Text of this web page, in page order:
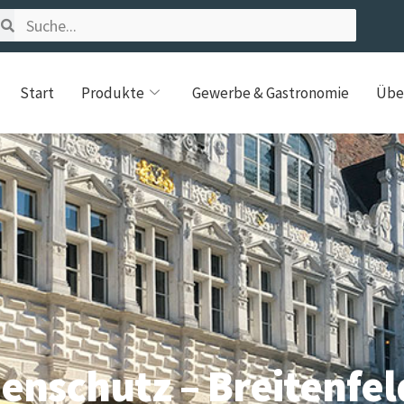
Start Produkte Gewerbe & Gastronomie
–